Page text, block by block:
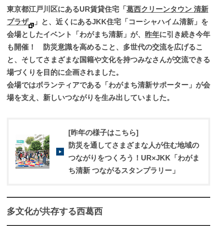
東京都江戸川区にあるUR賃貸住宅「葛西クリーンタウン 清新
プラザ
」と、近くにあるJKK住宅「コーシャハイム清新」を
会場としたイベント「わがまち清新」が、 昨年に引き続き今年
も開催！ 防災意識を高めること、多世代の交流を広げるこ
と、そしてさまざまな国籍や文化を持つみなさんが交流できる
場づくりを目的に企画されました。
会場ではボランティアである「わがまち清新サポーター」が会
場を支え、新しいつながりを生み出していました。
[昨年の様子はこちら]
防災を通してさまざまな人が住む地域の
つながりをつくろう！UR×JKK「わがま
ち清新 つながるスタンプラリー」
多文化が共存する西葛西